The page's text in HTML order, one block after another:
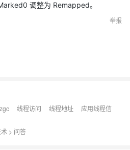
调整为 Remapped。
举报
线程访问 线程地址
应用线程信
> 问答